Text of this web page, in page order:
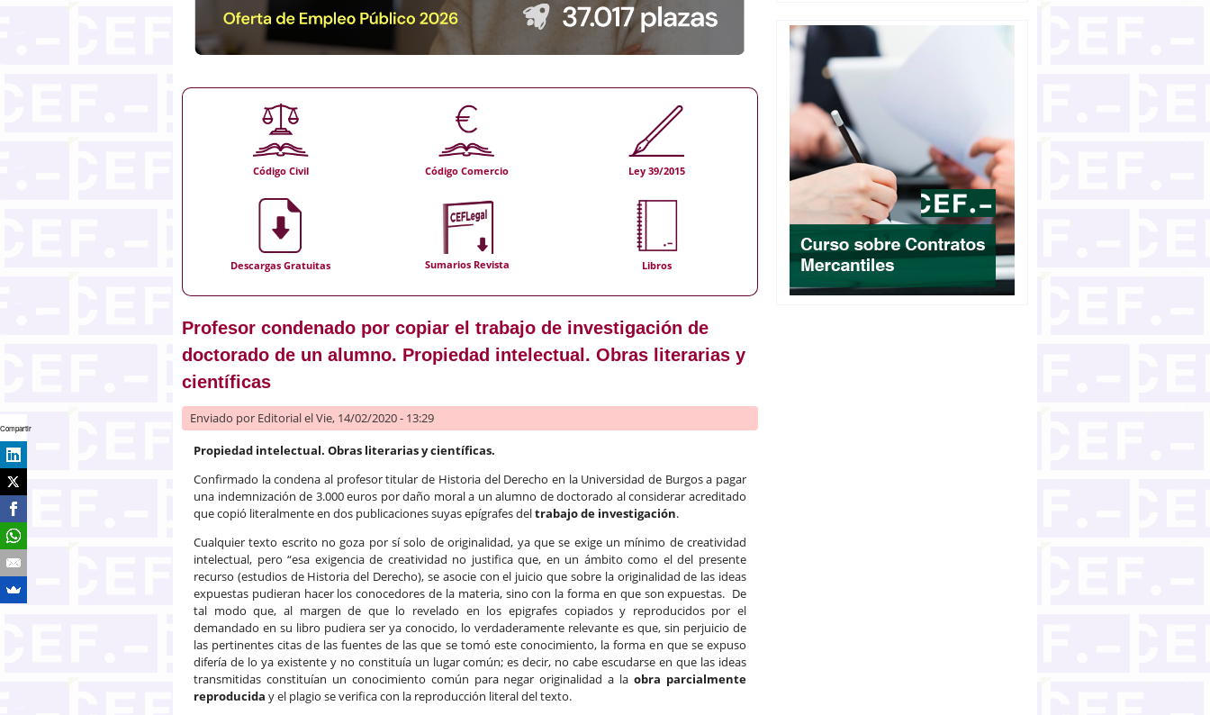
Código Civil Código Comercio Ley 39/2015
Descargas Gratuitas Sumarios Revista Libros
Profesor condenado por copiar el trabajo de investigación de
doctorado de un alumno. Propiedad intelectual. Obras literarias y
científicas
Enviado por Editorialel Vie, 14/02/2020 - 13:29
Propiedad intelectual. Obras literarias y científicas.
Confirmado la condena al profesor titular de Historia del Derecho en la Universidad de Burgos a pagar
una indemnización de 3.000 euros por daño moral a un alumno de doctorado al considerar acreditado
que copió literalmente en dos publicaciones suyas epígrafes deltrabajo de investigación.
Cualquier texto escrito no goza por sí solo de originalidad, ya que se exige un mínimo de creatividad
intelectual, pero “esa exigencia de creatividad no justifica que, en un ámbito como el del presente
recurso (estudios de Historia del Derecho), se asocie con el juicio que sobre la originalidad de las ideas
expuestas pudieran hacer los conocedores de la materia, sino con la forma en que son expuestas. De
tal modo que, al margen de que lo revelado en los epigrafes copiados y reproducidos por el
demandado en su libro pudiera ser ya conocido, lo verdaderamente relevante es que, sin perjuicio de
las pertinentes citas de las fuentes de las que se tomó este conocimiento, la forma en que se expuso
difería de lo ya existente y no constituía un lugar común; es decir, no cabe escudarse en que las ideas
transmitidas constituían un conocimiento común para negar originalidad a laobra parcialmente
reproducida y el plagio se verifica con la reproducción literal del texto.
Compartir